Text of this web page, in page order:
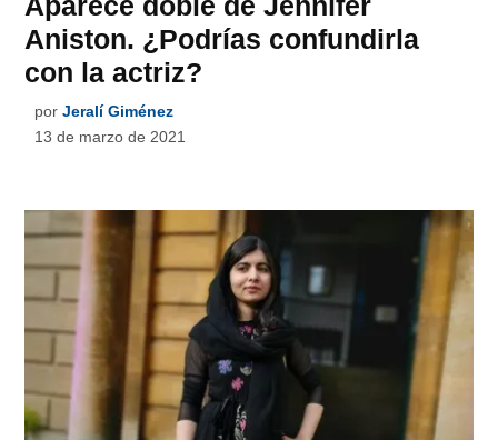
Aniston. ¿Podrías confundirla
con la actriz?
por Jeralí Giménez
13 de marzo de 2021